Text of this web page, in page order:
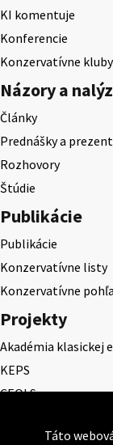
KI komentuje
Konferencie
Konzervatívne kluby
Názory a
Články
Prednášky a
Rozhovory
Štúdie
Publikácie
Publikácie
Konzervatívne listy
Konzervatívne
Projekty
Akadémia klasickej
KEPS
CEQLS
Cena Ernesta Valka
Táto